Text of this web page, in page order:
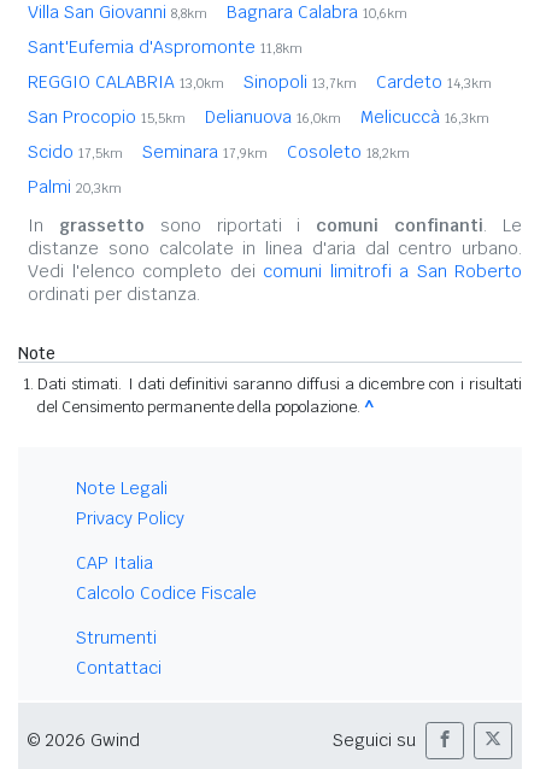
Villa San Giovanni 8,8km Bagnara Calabra 10,6km
Sant'Eufemia d'Aspromonte 11,8km
REGGIO CALABRIA 13,0km Sinopoli 13,7km Cardeto 14,3km
San Procopio 15,5km Delianuova 16,0km Melicuccà 16,3km
Scido 17,5km Seminara 17,9km Cosoleto 18,2km
Palmi 20,3km
In grassetto sono riportati i comuni confinanti. Le
distanze sono calcolate in linea d'aria dal centro urbano.
Vedi l'elenco completo dei comuni limitrofi a San Roberto
ordinati per distanza.
Note
Dati stimati. I dati definitivi saranno diffusi a dicembre con i risultati
del Censimento permanente della popolazione. ^
Note Legali
Privacy Policy
CAP Italia
Calcolo Codice Fiscale
Strumenti
Contattaci
© 2026 Gwind Seguici su